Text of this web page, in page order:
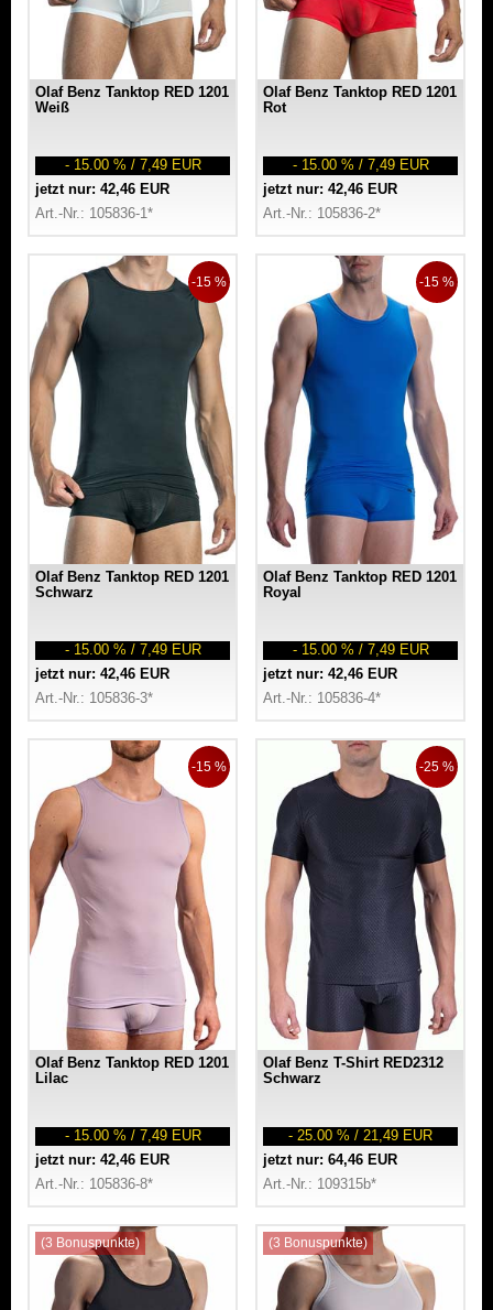
Olaf Benz Tanktop RED 1201
Weiß
- 15.00 % / 7,49 EUR
jetzt nur: 42,46 EUR
Art.-Nr.: 105836-1*
Olaf Benz Tanktop RED 1201
Rot
- 15.00 % / 7,49 EUR
jetzt nur: 42,46 EUR
Art.-Nr.: 105836-2*
-15 %
Olaf Benz Tanktop RED 1201
Schwarz
- 15.00 % / 7,49 EUR
jetzt nur: 42,46 EUR
Art.-Nr.: 105836-3*
-15 %
Olaf Benz Tanktop RED 1201
Royal
- 15.00 % / 7,49 EUR
jetzt nur: 42,46 EUR
Art.-Nr.: 105836-4*
-15 %
Olaf Benz Tanktop RED 1201
Lilac
- 15.00 % / 7,49 EUR
jetzt nur: 42,46 EUR
Art.-Nr.: 105836-8*
-25 %
Olaf Benz T-Shirt RED2312
Schwarz
- 25.00 % / 21,49 EUR
jetzt nur: 64,46 EUR
Art.-Nr.: 109315b*
(3 Bonuspunkte) (3 Bonuspunkte)